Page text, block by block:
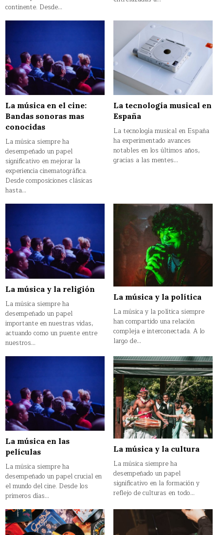
continente. Desde…
La música en el cine:
Bandas sonoras mas
conocidas
La música siempre ha
desempeñado un papel
significativo en mejorar la
experiencia cinematográfica.
Desde composiciones clásicas
hasta…
La tecnología musical en
España
La tecnología musical en España
ha experimentado avances
notables en los últimos años,
gracias a las mentes…
La música y la religión
La música siempre ha
desempeñado un papel
importante en nuestras vidas,
actuando como un puente entre
nuestros…
La música y la política
La música y la política siempre
han compartido una relación
compleja e interconectada. A lo
largo de…
La música en las
películas
La música siempre ha
desempeñado un papel crucial en
el mundo del cine. Desde los
primeros días…
La música y la cultura
La música siempre ha
desempeñado un papel
significativo en la formación y
reflejo de culturas en todo…